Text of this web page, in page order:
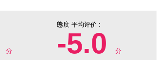
分
態度 平均评价 :
-5.0 分